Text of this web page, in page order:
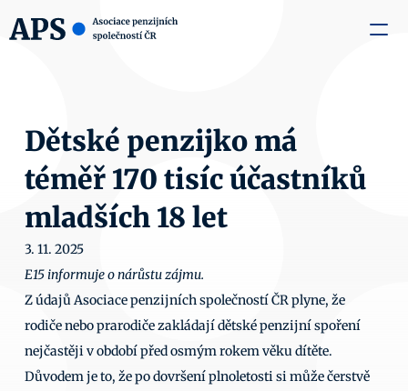
Dětské penzijko má
téměř 170 tisíc účastníků
mladších 18 let
3. 11. 2025
E15 informuje o nárůstu zájmu.
Z údajů Asociace penzijních společností ČR plyne, že
rodiče nebo prarodiče zakládají dětské penzijní spoření
nejčastěji v období před osmým rokem věku dítěte.
Důvodem je to, že po dovršení plnoletosti si může čerstvě